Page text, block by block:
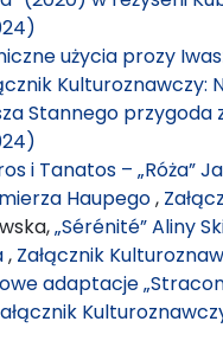
użycia prozy
Kulturoznawczy:
Stannego
i Tanatos – „Róża”
Haupego,
„Sérénité” Aliny
, Załącznik
adaptacje